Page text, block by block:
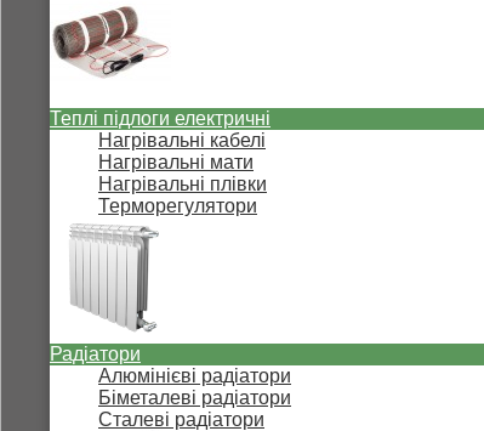
Теплі підлоги електричні
Нагрівальні кабелі
Нагрівальні мати
Нагрівальні плівки
Терморегулятори
Радіатори
Алюмінієві радіатори
Біметалеві радіатори
Сталеві радіатори